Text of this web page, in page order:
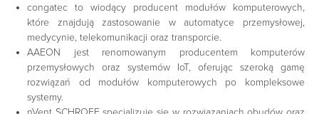
congatec to wiodący producent modułów komputerowych,
które znajdują zastosowanie w automatyce przemysłowej,
medycynie, telekomunikacji oraz transporcie.
AAEON jest renomowanym producentem komputerów
przemysłowych oraz systemów IoT, oferując szeroką gamę
rozwiązań od modułów komputerowych po kompleksowe
systemy.